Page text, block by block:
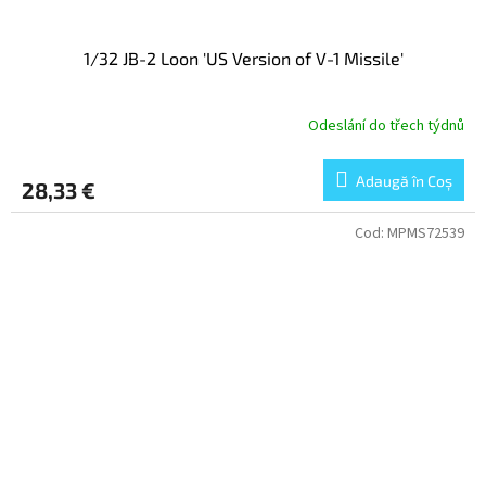
1/32 JB-2 Loon 'US Version of V-1 Missile'
Odeslání do třech týdnů
28,33 € Adaugă în Coş
Cod: MPMS72539